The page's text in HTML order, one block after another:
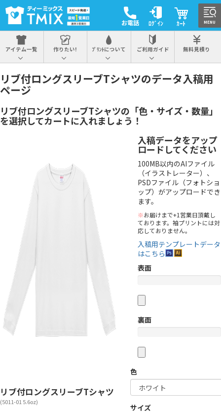
お電話 ﾛｸﾞｲﾝ ｶｰﾄ
アイテム一覧 作りたい! ﾌﾟﾘﾝﾄについて ご利用ガイド 無料見積り
リブ付ロングスリーブTシャツのデータ入稿用
ページ
リブ付ロングスリーブTシャツの「色・サイズ・数量」
を選択してカートに入れましょう！
リブ付ロングスリーブTシャツ
(5011-01 5.6oz)
入稿データをアップ
ロードしてください
100MB以内のAIファイル
（イラストレーター）、
PSDファイル（フォトショ
ップ）がアップロードでき
ます。
※お届けまで+1営業日頂戴し
ております。袖プリントには対
応しておりません。
入稿用テンプレートデータ
はこちら
表面
裏面
色
サイズ
MENU